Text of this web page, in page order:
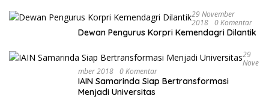
29 November
2018 0 Komentar
Dewan Pengurus Korpri Kemendagri Dilantik
29
Nove
Mber 2018 0 Komentar
IAIN Samarinda Siap Bertransformasi
Menjadi Universitas